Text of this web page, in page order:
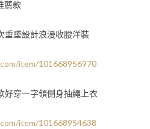
薦款
垂墜設計浪漫收腰洋裝
item/101668956970
好穿一字領側身抽繩上衣
item/101668954638